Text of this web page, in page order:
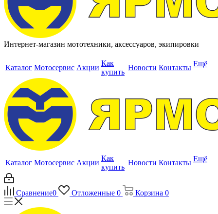
Интернет-магазин мототехники, аксессуаров, экипировки
Каталог Мотосервис Акции
Как
купить
Новости Контакты Ещё
Каталог Мотосервис Акции
Как
купить
Новости Контакты Ещё
Сравнение0 Отложенные 0 Корзина 0